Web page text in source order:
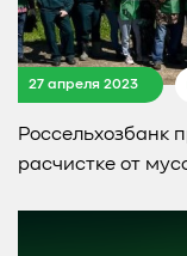
27 апреля 2023
Россельхозбанк
расчистке от